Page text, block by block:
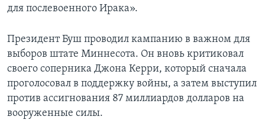
для послевоенного Ирака».
Президент Буш проводил кампанию в важном для
выборов штате Миннесота. Он вновь критиковал
своего соперника Джона Керри, который сначала
проголосовал в поддержку войны, а затем выступил
против ассигнования 87 миллиардов долларов на
вооруженные силы.